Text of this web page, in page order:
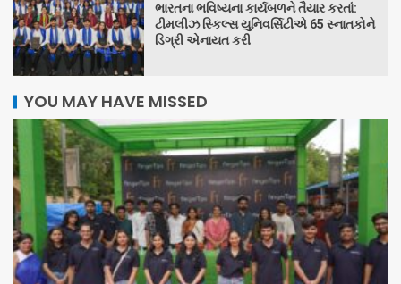
ભારતના ભવિષ્યના કાર્યબળને તૈયાર કરતાં:
ટીમલીઝ સ્કિલ્સ યુનિવર્સિટીએ 65 સ્નાતકોને
ડિગ્રી એનાયત કરી
YOU MAY HAVE MISSED